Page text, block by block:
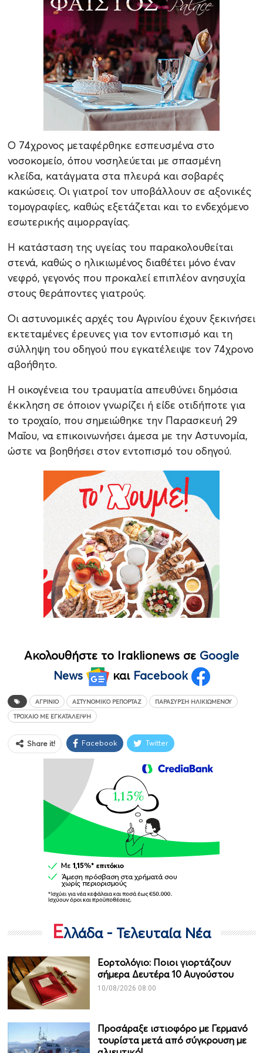
Ο 74χρονος μεταφέρθηκε εσπευσμένα στο
νοσοκομείο, όπου νοσηλεύεται με σπασμένη
κλείδα, κατάγματα στα πλευρά και σοβαρές
κακώσεις. Οι γιατροί τον υποβάλλουν σε αξονικές
τομογραφίες, καθώς εξετάζεται και το ενδεχόμενο
εσωτερικής αιμορραγίας.
Η κατάσταση της υγείας του παρακολουθείται
στενά, καθώς ο ηλικιωμένος διαθέτει μόνο έναν
νεφρό, γεγονός που προκαλεί επιπλέον ανησυχία
στους θεράποντες γιατρούς.
Οι αστυνομικές αρχές του Αγρινίου έχουν ξεκινήσει
εκτεταμένες έρευνες για τον εντοπισμό και τη
σύλληψη του οδηγού που εγκατέλειψε τον 74χρονο
αβοήθητο.
Η οικογένεια του τραυματία απευθύνει δημόσια
έκκληση σε όποιον γνωρίζει ή είδε οτιδήποτε για
το τροχαίο, που σημειώθηκε την Παρασκευή 29
Μαΐου, να επικοινωνήσει άμεσα με την Αστυνομία,
ώστε να βοηθήσει στον εντοπισμό του οδηγού.
Ακολουθήστε το Iraklionews σε Google
News
και Facebook
ΑΓΡΊΝΙΟ ΑΣΤΥΝΟΜΙΚΌ ΡΕΠΟΡΤΆΖ ΠΑΡΆΣΥΡΣΗ ΗΛΙΚΙΩΜΈΝΟΥ
ΤΡΟΧΑΊΟ ΜΕ ΕΓΚΑΤΆΛΕΙΨΗ
Share it! Facebook Twitter
Ελλάδα - Τελευταία Νέα
Εορτολόγιο: Ποιοι γιορτάζουν
σήμερα Δευτέρα 10 Αυγούστου
10/08/2026 08:00
Προσάραξε ιστιοφόρο με Γερμανό
τουρίστα μετά από σύγκρουση με